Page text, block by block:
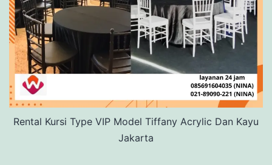
Rental Kursi Type VIP Model Tiffany Acrylic Dan Kayu
Jakarta